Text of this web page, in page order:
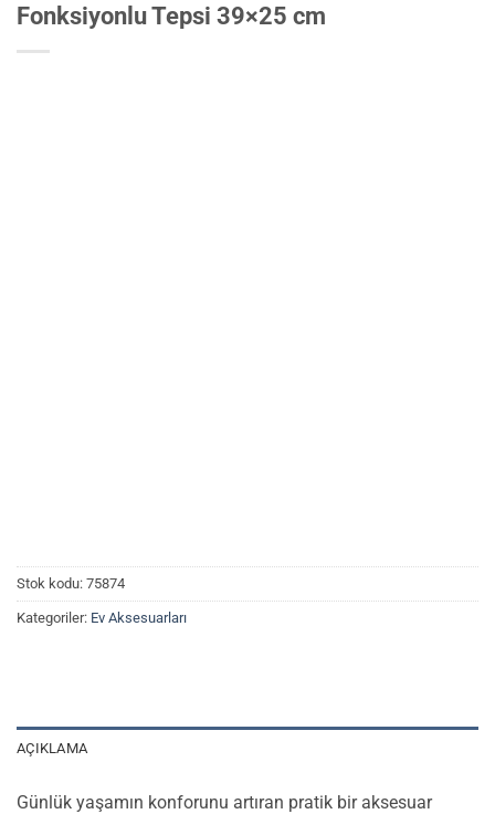
Fonksiyonlu Tepsi 39×25 cm
Stok kodu: 75874
Kategoriler: Ev Aksesuarları
AÇIKLAMA
Günlük yaşamın konforunu artıran pratik bir aksesuar